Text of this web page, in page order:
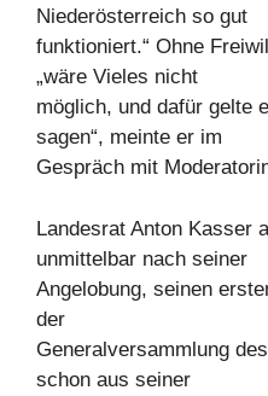
Niederösterreich so gut
funktioniert.“ Ohne
„wäre Vieles nicht
möglich, und dafür gelte
sagen“, meinte er im
Gespräch mit
Landesrat Anton Kasser
unmittelbar nach seiner
Angelobung, seinen
der
Generalversammlung
schon aus seiner